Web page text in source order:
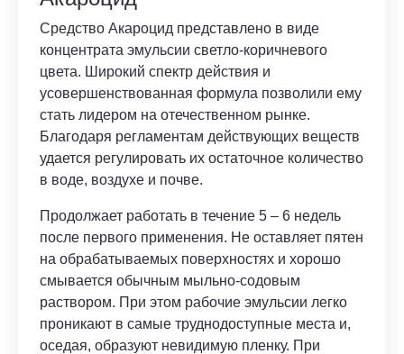
Средство Акароцид представлено в виде
концентрата эмульсии светло-коричневого
цвета. Широкий спектр действия и
усовершенствованная формула позволили ему
стать лидером на отечественном рынке.
Благодаря регламентам действующих веществ
удается регулировать их остаточное количество
в воде, воздухе и почве.
Продолжает работать в течение 5 – 6 недель
после первого применения. Не оставляет пятен
на обрабатываемых поверхностях и хорошо
смывается обычным мыльно-содовым
раствором. При этом рабочие эмульсии легко
проникают в самые труднодоступные места и,
оседая, образуют невидимую пленку. При